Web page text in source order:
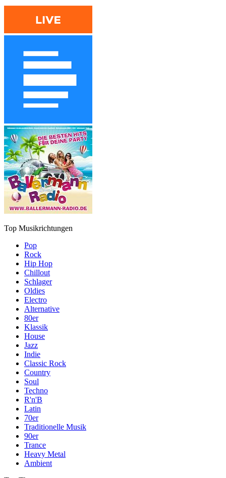
Top Musikrichtungen
Pop
Rock
Hip Hop
Chillout
Schlager
Oldies
Electro
Alternative
80er
Klassik
House
Jazz
Indie
Classic Rock
Country
Soul
Techno
R'n'B
Latin
70er
Traditionelle Musik
90er
Trance
Heavy Metal
Ambient